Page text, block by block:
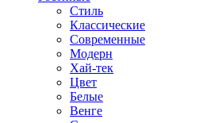
Стиль
Классические
Современные
Модерн
Хай-тек
Цвет
Белые
Венге